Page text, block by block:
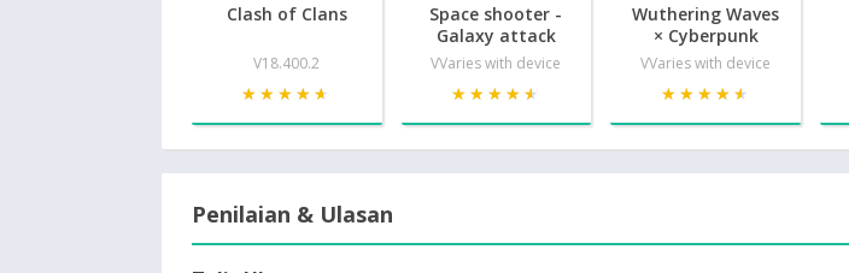
Clash of Clans
V18.400.2
★★★★★
★★★★★
Space shooter -
Galaxy attack
VVaries with device
★★★★★
★★★★★
Wuthering Waves
× Cyberpunk
VVaries with device
★★★★★
★★★★★
Penilaian & Ulasan